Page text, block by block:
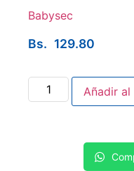
Babysec
Bs. 129.80
Añadir